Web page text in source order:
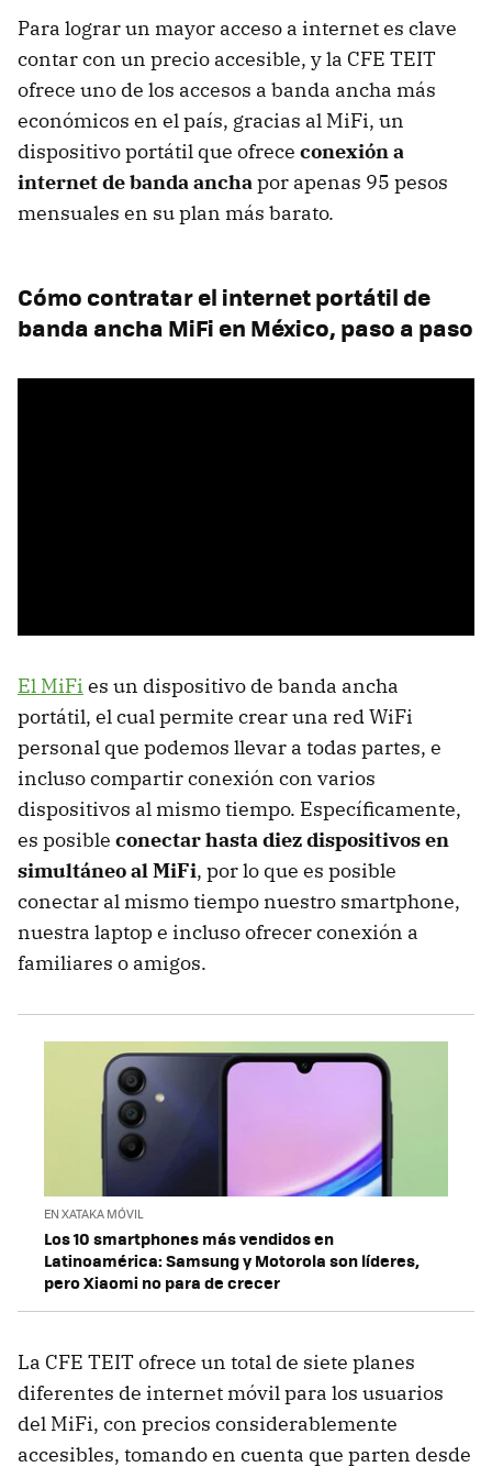
Para lograr un mayor acceso a internet es clave
contar con un precio accesible, y la CFE TEIT
ofrece uno de los accesos a banda ancha más
económicos en el país, gracias al MiFi, un
dispositivo portátil que ofrece conexión a
internet de banda anchapor apenas 95 pesos
mensuales en su plan más barato.
Cómo contratar el internet portátil de
banda ancha MiFi en México, paso a paso
El MiFi es un dispositivo de banda ancha
portátil, el cual permite crear una red WiFi
personal que podemos llevar a todas partes, e
incluso compartir conexión con varios
dispositivos al mismo tiempo. Específicamente,
es posible conectar hasta diez dispositivos en
simultáneo al MiFi, por lo que es posible
conectar al mismo tiempo nuestro smartphone,
nuestra laptop e incluso ofrecer conexión a
familiares o amigos.
EN XATAKA MÓVIL
Los 10 smartphones más vendidos en
Latinoamérica: Samsung y Motorola son líderes,
pero Xiaomi no para de crecer
La CFE TEIT ofrece un total de siete planes
diferentes de internet móvil para los usuarios
del MiFi, con precios considerablemente
accesibles, tomando en cuenta que parten desde